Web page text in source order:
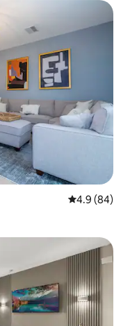
औसत रेटिंग 5 में
4.9 (84)